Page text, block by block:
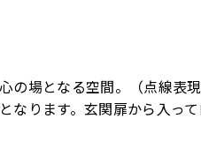
場となる空間。（点線表
ります。玄関扉から入っ